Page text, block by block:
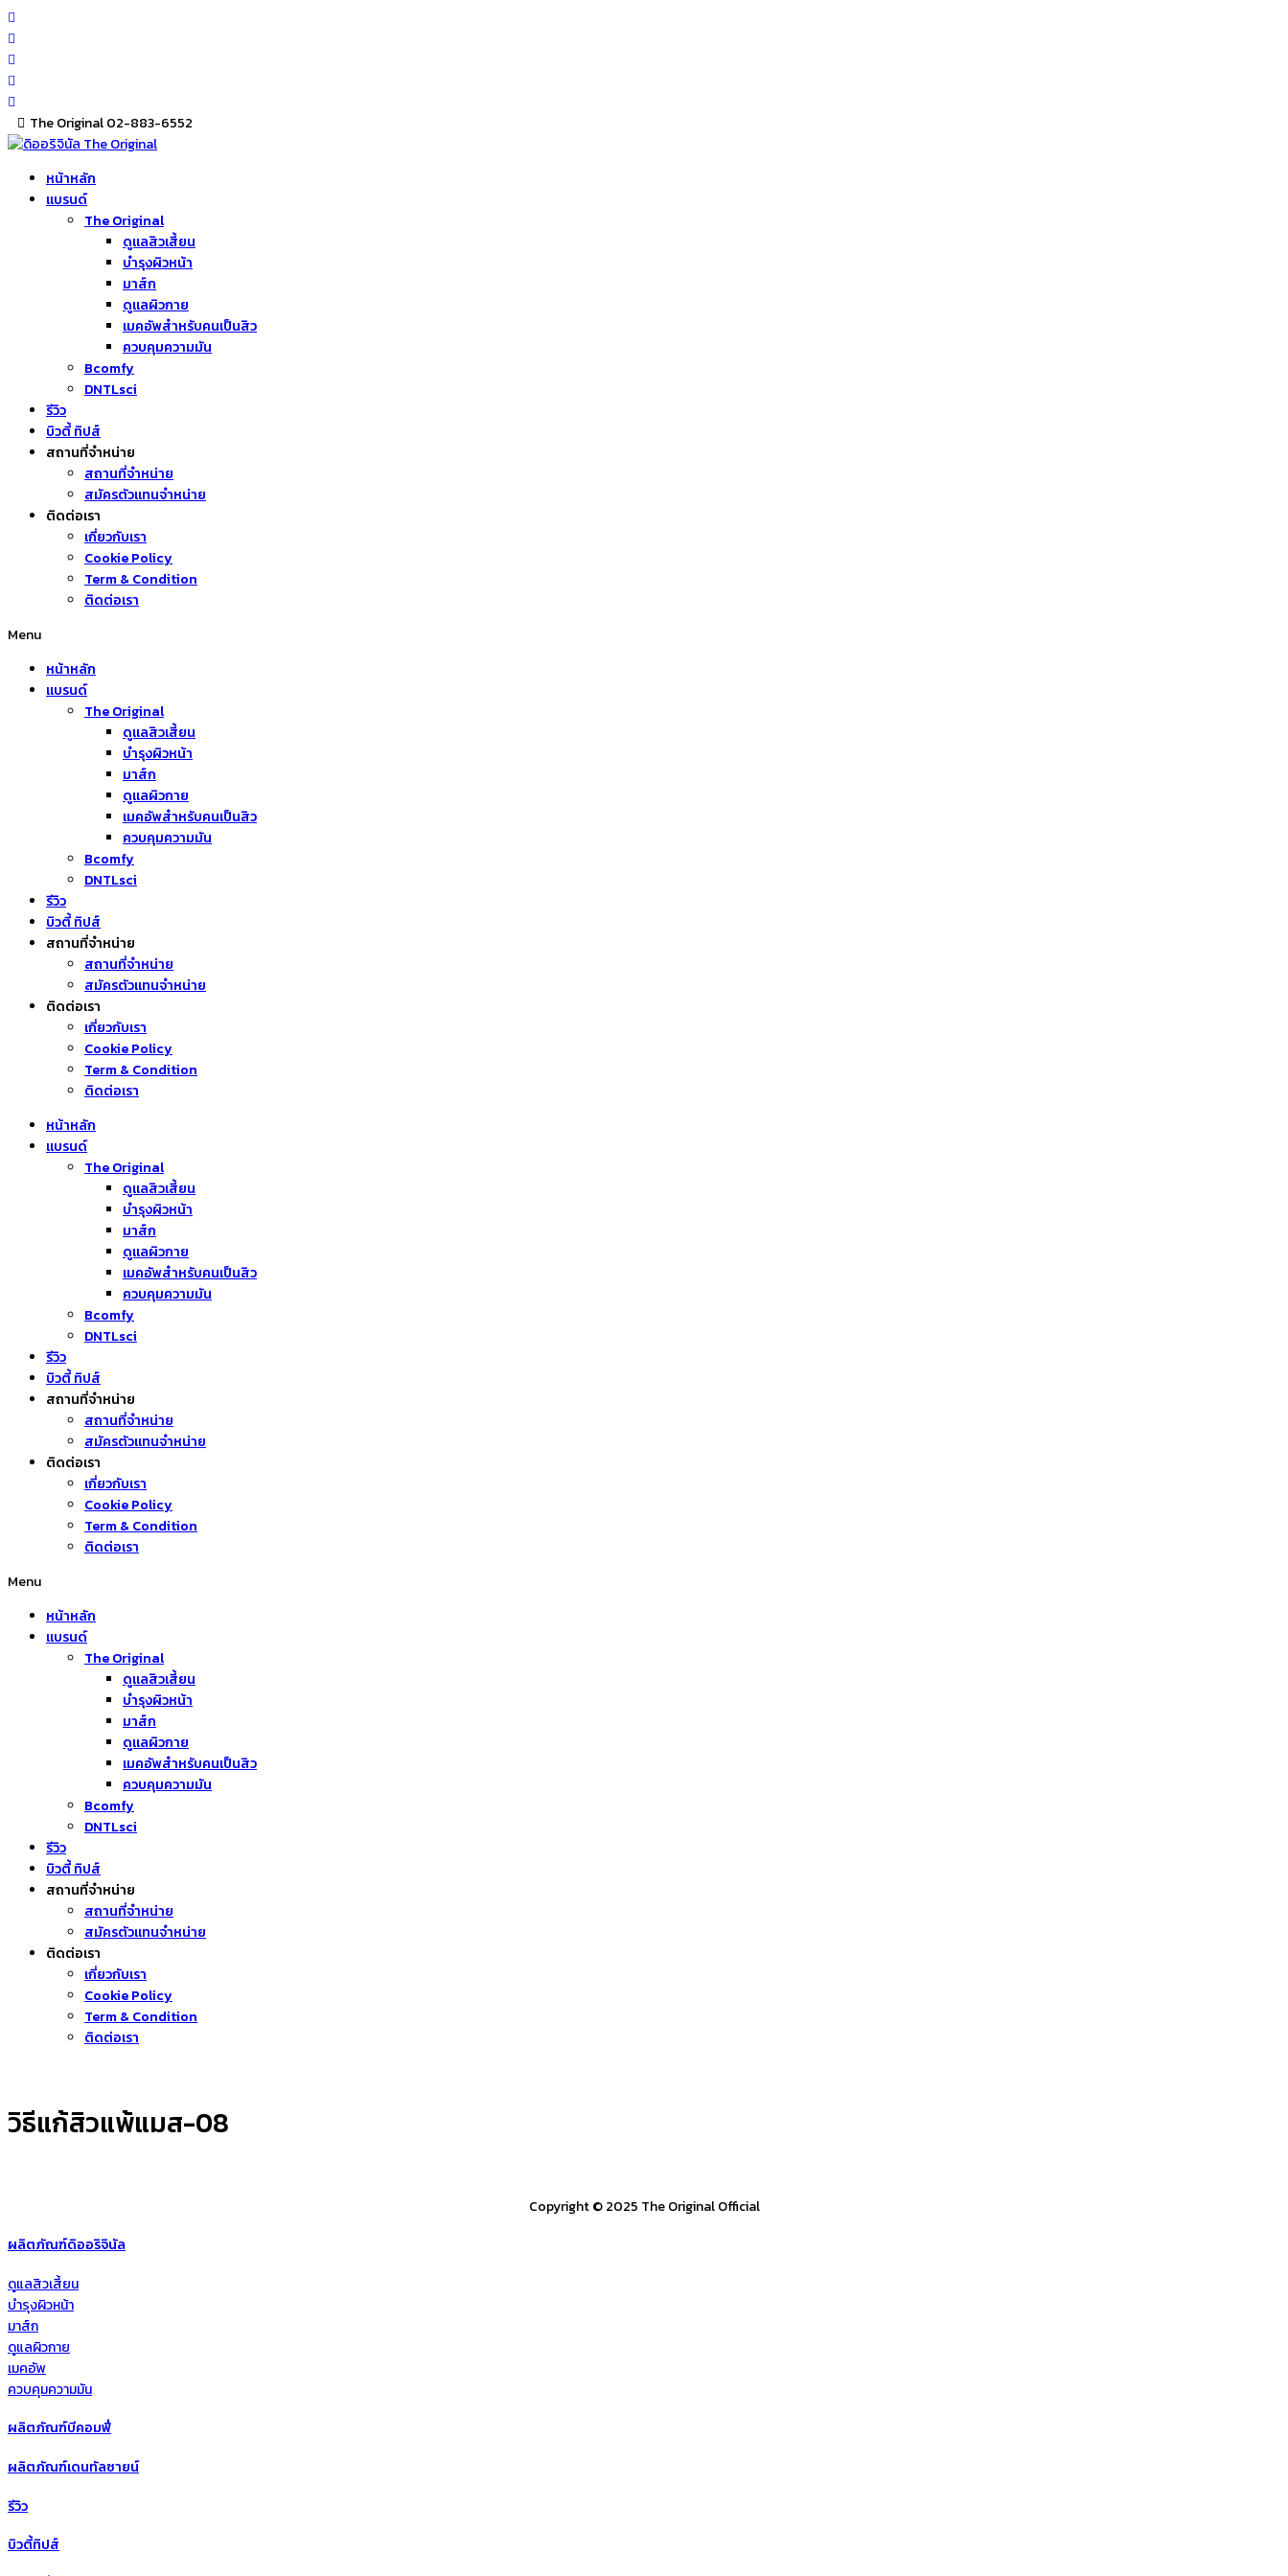
Skip
to
content
The Original 02-883-6552
หน้าหลัก
แบรนด์
The Original
ดูแลสิวเสี้ยน
บำรุงผิวหน้า
มาส์ก
ดูแลผิวกาย
เมคอัพสำหรับคนเป็นสิว
ควบคุมความมัน
Bcomfy
DNTLsci
รีวิว
บิวตี้ ทิปส์
สถานที่จำหน่าย
สถานที่จำหน่าย
สมัครตัวแทนจำหน่าย
ติดต่อเรา
เกี่ยวกับเรา
Cookie Policy
Term & Condition
ติดต่อเรา
Menu
หน้าหลัก
แบรนด์
The Original
ดูแลสิวเสี้ยน
บำรุงผิวหน้า
มาส์ก
ดูแลผิวกาย
เมคอัพสำหรับคนเป็นสิว
ควบคุมความมัน
Bcomfy
DNTLsci
รีวิว
บิวตี้ ทิปส์
สถานที่จำหน่าย
สถานที่จำหน่าย
สมัครตัวแทนจำหน่าย
ติดต่อเรา
เกี่ยวกับเรา
Cookie Policy
Term & Condition
ติดต่อเรา
หน้าหลัก
แบรนด์
The Original
ดูแลสิวเสี้ยน
บำรุงผิวหน้า
มาส์ก
ดูแลผิวกาย
เมคอัพสำหรับคนเป็นสิว
ควบคุมความมัน
Bcomfy
DNTLsci
รีวิว
บิวตี้ ทิปส์
สถานที่จำหน่าย
สถานที่จำหน่าย
สมัครตัวแทนจำหน่าย
ติดต่อเรา
เกี่ยวกับเรา
Cookie Policy
Term & Condition
ติดต่อเรา
Menu
หน้าหลัก
แบรนด์
The Original
ดูแลสิวเสี้ยน
บำรุงผิวหน้า
มาส์ก
ดูแลผิวกาย
เมคอัพสำหรับคนเป็นสิว
ควบคุมความมัน
Bcomfy
DNTLsci
รีวิว
บิวตี้ ทิปส์
สถานที่จำหน่าย
สถานที่จำหน่าย
สมัครตัวแทนจำหน่าย
ติดต่อเรา
เกี่ยวกับเรา
Cookie Policy
Term & Condition
ติดต่อเรา
วิธีแก้สิวแพ้แมส-08
Copyright © 2025 The Original Official
ผลิตภัณฑ์ดิออริจินัล
ดูแลสิวเสี้ยน
บำรุงผิวหน้า
มาส์ก
ดูแลผิวกาย
เมคอัพ
ควบคุมความมัน
ผลิตภัณฑ์บีคอมฟี่
ผลิตภัณฑ์เดนทัลซายน์
รีวิว
บิวตี้ทิปส์